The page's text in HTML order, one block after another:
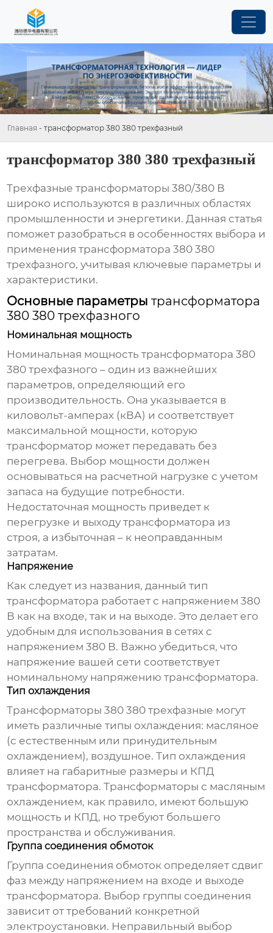
Главная - трансформатор 380 380 трехфазный
трансформатор 380 380 трехфазный
Трехфазные трансформаторы 380/380 В
широко используются в различных областях
промышленности и энергетики. Данная статья
поможет разобраться в особенностях выбора и
применениятрансформатора 380 380
трехфазного, учитывая ключевые параметры и
характеристики.
Основные параметрытрансформатора
380 380 трехфазного
Номинальная мощность
Номинальная мощностьтрансформатора 380
380 трехфазного – один из важнейших
параметров, определяющий его
производительность. Она указывается в
киловольт-амперах (кВА) и соответствует
максимальной мощности, которую
трансформатор может передавать без
перегрева. Выбор мощности должен
основываться на расчетной нагрузке с учетом
запаса на будущие потребности.
Недостаточная мощность приведет к
перегрузке и выходу трансформатора из
строя, а избыточная – к неоправданным
затратам.
Напряжение
Как следует из названия, данный тип
трансформатора работает с напряжением 380
В как на входе, так и на выходе. Это делает его
удобным для использования в сетях с
напряжением 380 В. Важно убедиться, что
напряжение вашей сети соответствует
номинальному напряжению трансформатора.
Тип охлаждения
Трансформаторы 380 380 трехфазные могут
иметь различные типы охлаждения: масляное
(с естественным или принудительным
охлаждением), воздушное. Тип охлаждения
влияет на габаритные размеры и КПД
трансформатора. Трансформаторы с масляным
охлаждением, как правило, имеют большую
мощность и КПД, но требуют большего
пространства и обслуживания.
Группа соединения обмоток
Группа соединения обмоток определяет сдвиг
фаз между напряжением на входе и выходе
трансформатора. Выбор группы соединения
зависит от требований конкретной
электроустановки. Неправильный выбор